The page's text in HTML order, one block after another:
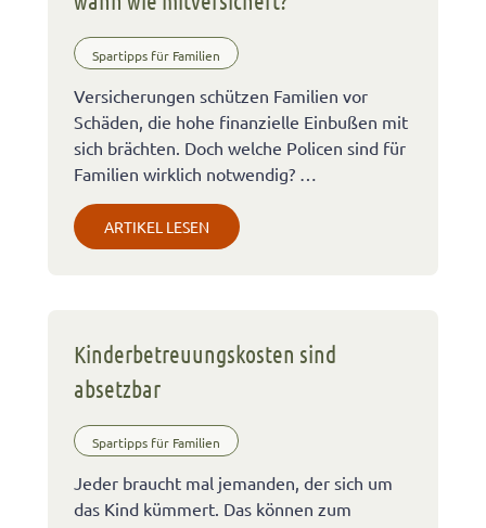
Spartipps für Familien
Versicherungen schützen Familien vor
Schäden, die hohe finanzielle Einbußen mit
sich brächten. Doch welche Policen sind für
Familien wirklich notwendig? …
ARTIKEL LESEN
Kinderbetreuungskosten sind
absetzbar
Spartipps für Familien
Jeder braucht mal jemanden, der sich um
das Kind kümmert. Das können zum